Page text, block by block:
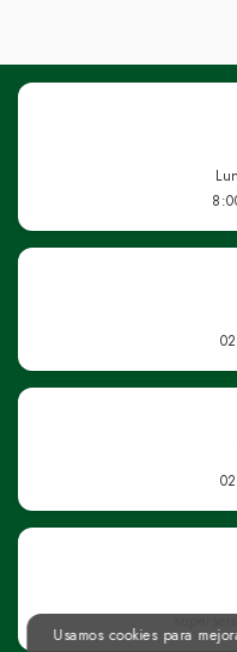
Usamos cookies para